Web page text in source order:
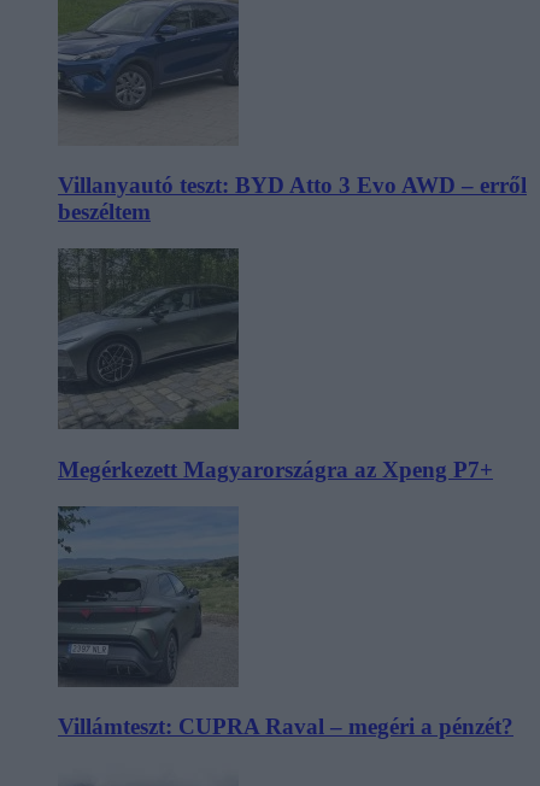
Villanyautó teszt: BYD Atto 3 Evo AWD – erről
beszéltem
Megérkezett Magyarországra az Xpeng P7+
Villámteszt: CUPRA Raval – megéri a pénzét?